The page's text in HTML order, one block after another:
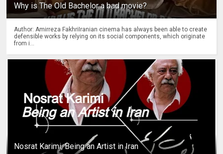
Why is The Old Bachelor a bad movie?
Author: Amirreza FakhriIranian cinema has always been able to create
defensible works by relying on its social components, which originate
from i...
Nosrat Karimi, Being an Artist in Iran